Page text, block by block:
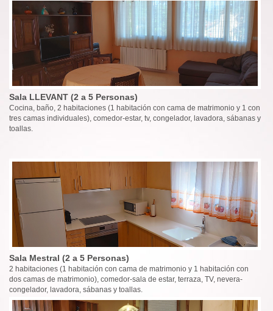
Sala LLEVANT (2 a 5 Personas)
Cocina, baño, 2 habitaciones (1 habitación con cama de matrimonio y 1 con
tres camas individuales), comedor-estar, tv, congelador, lavadora, sábanas y
toallas.
Sala Mestral (2 a 5 Personas)
2 habitaciones (1 habitación con cama de matrimonio y 1 habitación con
dos camas de matrimonio), comedor-sala de estar, terraza, TV, nevera-
congelador, lavadora, sábanas y toallas.